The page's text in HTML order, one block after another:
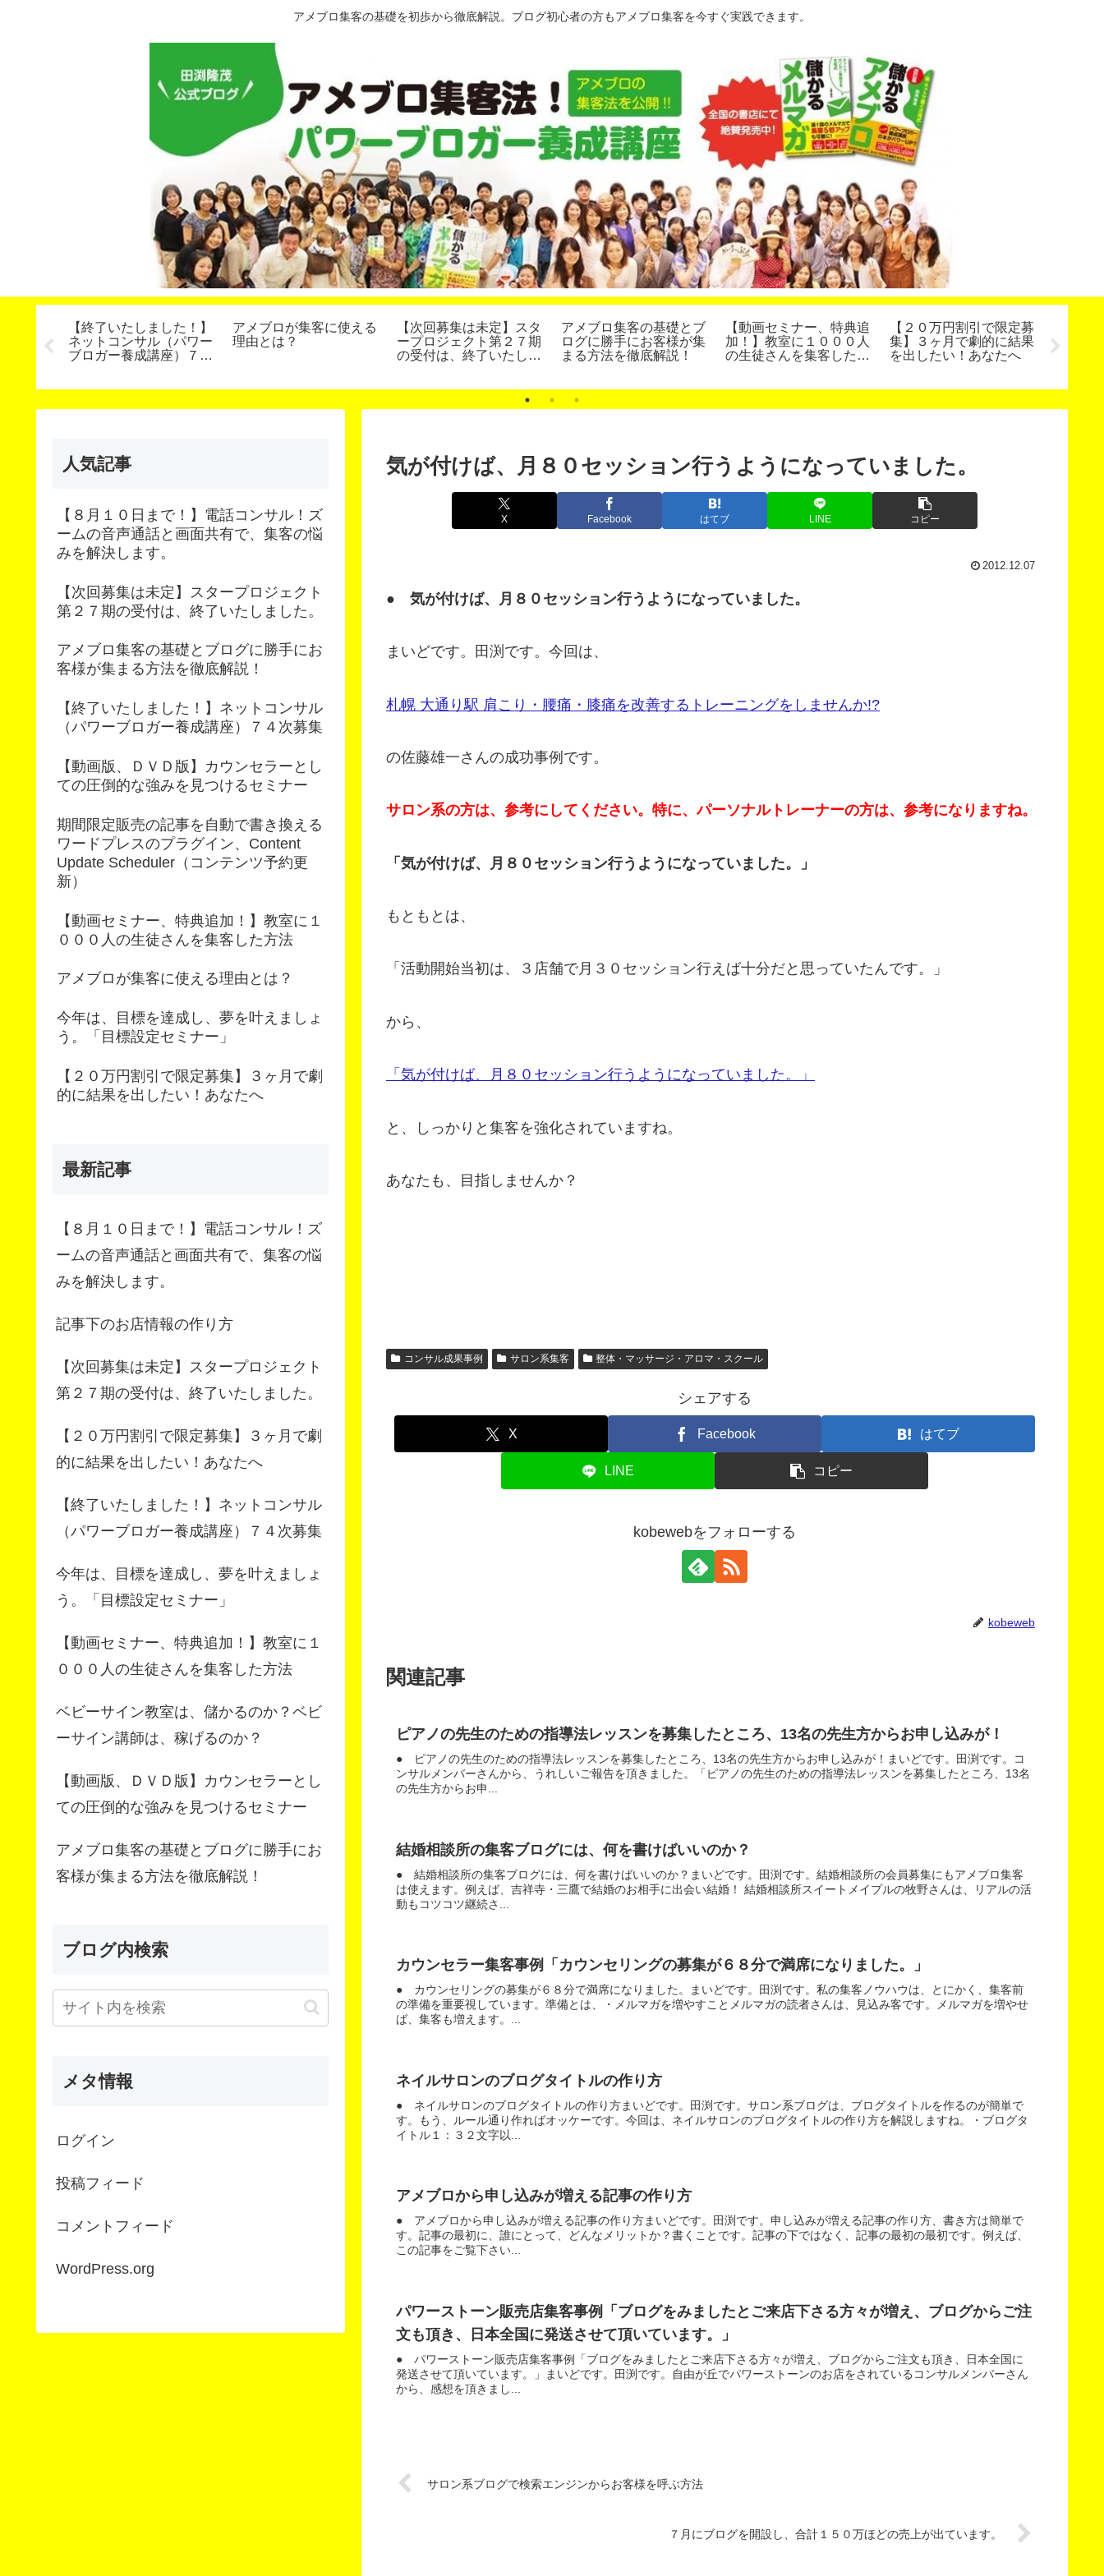
アメブロ集客の基礎を初歩から徹底解説。ブログ初心者の方もアメブロ集客を今すぐ実践できます。
【終了いたしました！】
ネットコンサル（パワー
ブロガー養成講座）７４
アメブロが集客に使える
理由とは？
【次回募集は未定】スタ
ープロジェクト第２７期
の受付は、終了いたしま
アメブロ集客の基礎とブ
ログに勝手にお客様が集
まる方法を徹底解説！
【動画セミナー、特典追
加！】教室に１０００人
の生徒さんを集客した方
【２０万円割引で限定募
集】３ヶ月で劇的に結果
を出したい！あなたへ
ー！お
ん引き
気が付けば、月８０セッション行うようになっていました。
X Facebook はてブ LINE コピー
2012.12.07
● 気が付けば、月８０セッション行うようになっていました。
まいどです。田渕です。今回は、
札幌 大通り駅 肩こり・腰痛・膝痛を改善するトレーニングをしませんか!?
の佐藤雄一さんの成功事例です。
サロン系の方は、参考にしてください。特に、パーソナルトレーナーの方は、参考になりますね。
「気が付けば、月８０セッション行うようになっていました。」
もともとは、
「活動開始当初は、３店舗で月３０セッション行えば十分だと思っていたんです。」
から、
「気が付けば、月８０セッション行うようになっていました。」
と、しっかりと集客を強化されていますね。
あなたも、目指しませんか？
コンサル成果事例 サロン系集客 整体・マッサージ・アロマ・スクール
シェアする
X Facebook はてブ
LINE コピー
kobewebをフォローする
kobeweb
関連記事
ピアノの先生のための指導法レッスンを募集したところ、13名の先生方からお申し込みが！
● ピアノの先生のための指導法レッスンを募集したところ、13名の先生方からお申し込みが！まいどです。田渕です。コ
ンサルメンバーさんから、うれしいご報告を頂きました。「ピアノの先生のための指導法レッスンを募集したところ、13名
の先生方からお申...
結婚相談所の集客ブログには、何を書けばいいのか？
● 結婚相談所の集客ブログには、何を書けばいいのか？まいどです。田渕です。結婚相談所の会員募集にもアメブロ集客
は使えます。例えば、吉祥寺・三鷹で結婚のお相手に出会い結婚！ 結婚相談所スイートメイプルの牧野さんは、リアルの活
動もコツコツ継続さ...
カウンセラー集客事例「カウンセリングの募集が６８分で満席になりました。」
● カウンセリングの募集が６８分で満席になりました。まいどです。田渕です。私の集客ノウハウは、とにかく、集客前
の準備を重要視しています。準備とは、・メルマガを増やすことメルマガの読者さんは、見込み客です。メルマガを増やせ
ば、集客も増えます。...
ネイルサロンのブログタイトルの作り方
● ネイルサロンのブログタイトルの作り方まいどです。田渕です。サロン系ブログは、ブログタイトルを作るのが簡単で
す。もう、ルール通り作ればオッケーです。今回は、ネイルサロンのブログタイトルの作り方を解説しますね。・ブログタ
イトル１：３２文字以...
アメブロから申し込みが増える記事の作り方
● アメブロから申し込みが増える記事の作り方まいどです。田渕です。申し込みが増える記事の作り方、書き方は簡単で
す。記事の最初に、誰にとって、どんなメリットか？書くことです。記事の下ではなく、記事の最初の最初です。例えば、
この記事をご覧下さい...
パワーストーン販売店集客事例「ブログをみましたとご来店下さる方々が増え、ブログからご注
文も頂き、日本全国に発送させて頂いています。」
● パワーストーン販売店集客事例「ブログをみましたとご来店下さる方々が増え、ブログからご注文も頂き、日本全国に
発送させて頂いています。」まいどです。田渕です。自由が丘でパワーストーンのお店をされているコンサルメンバーさん
から、感想を頂きまし...
サロン系ブログで検索エンジンからお客様を呼ぶ方法
７月にブログを開設し、合計１５０万ほどの売上が出ています。
人気記事
【８月１０日まで！】電話コンサル！ズ
ームの音声通話と画面共有で、集客の悩
みを解決します。
【次回募集は未定】スタープロジェクト
第２７期の受付は、終了いたしました。
アメブロ集客の基礎とブログに勝手にお
客様が集まる方法を徹底解説！
【終了いたしました！】ネットコンサル
（パワーブロガー養成講座）７４次募集
【動画版、ＤＶＤ版】カウンセラーとし
ての圧倒的な強みを見つけるセミナー
期間限定販売の記事を自動で書き換える
ワードプレスのプラグイン、Content
Update Scheduler（コンテンツ予約更
新）
【動画セミナー、特典追加！】教室に１
０００人の生徒さんを集客した方法
アメブロが集客に使える理由とは？
今年は、目標を達成し、夢を叶えましょ
う。「目標設定セミナー」
【２０万円割引で限定募集】３ヶ月で劇
的に結果を出したい！あなたへ
最新記事
【８月１０日まで！】電話コンサル！ズ
ームの音声通話と画面共有で、集客の悩
みを解決します。
記事下のお店情報の作り方
【次回募集は未定】スタープロジェクト
第２７期の受付は、終了いたしました。
【２０万円割引で限定募集】３ヶ月で劇
的に結果を出したい！あなたへ
【終了いたしました！】ネットコンサル
（パワーブロガー養成講座）７４次募集
今年は、目標を達成し、夢を叶えましょ
う。「目標設定セミナー」
【動画セミナー、特典追加！】教室に１
０００人の生徒さんを集客した方法
ベビーサイン教室は、儲かるのか？ベビ
ーサイン講師は、稼げるのか？
【動画版、ＤＶＤ版】カウンセラーとし
ての圧倒的な強みを見つけるセミナー
アメブロ集客の基礎とブログに勝手にお
客様が集まる方法を徹底解説！
ブログ内検索
メタ情報
ログイン
投稿フィード
コメントフィード
WordPress.org